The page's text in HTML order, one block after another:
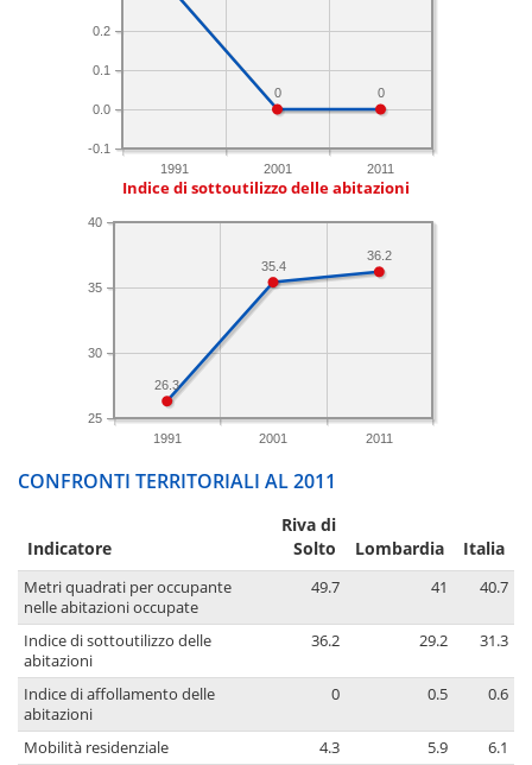
1991 2001 2011
-0.1
0.0
0.1
0.2
0
0
Indice di sottoutilizzo delle abitazioni
1991 2001 2011
25
30
35
40
36.2
35.4
26.3
CONFRONTI TERRITORIALI AL 2011
Indicatore
Riva di
Solto
Lombardia Italia
Metri quadrati per occupante
nelle abitazioni occupate
49.7 41 40.7
Indice di sottoutilizzo delle
abitazioni
36.2 29.2 31.3
Indice di affollamento delle
abitazioni
0 0.5 0.6
Mobilità residenziale 4.3 5.9 6.1